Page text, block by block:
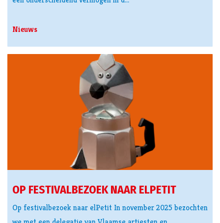
Nieuws
OP FESTIVALBEZOEK NAAR ELPETIT
Op festivalbezoek naar elPetit In november 2025 bezochten